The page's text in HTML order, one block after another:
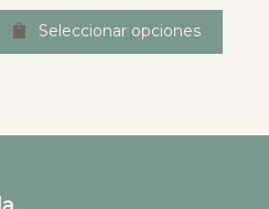
Seleccionar opciones